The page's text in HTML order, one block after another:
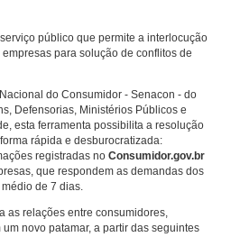
público que permite a interlocução
para solução de conflitos de
do Consumidor - Senacon - do
Defensorias, Ministérios Públicos e
esta ferramenta possibilita a resolução
rápida e desburocratizada:
registradas no Consumidor.gov.br
que respondem as demandas dos
de 7 dias.
as relações entre consumidores,
novo patamar, a partir das seguintes